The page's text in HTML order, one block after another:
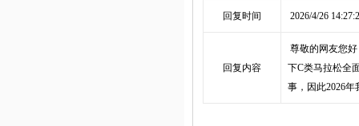
回复时间 2026/4/26
回复内容
尊敬的网友您
下C类马拉松全
事，因此2026